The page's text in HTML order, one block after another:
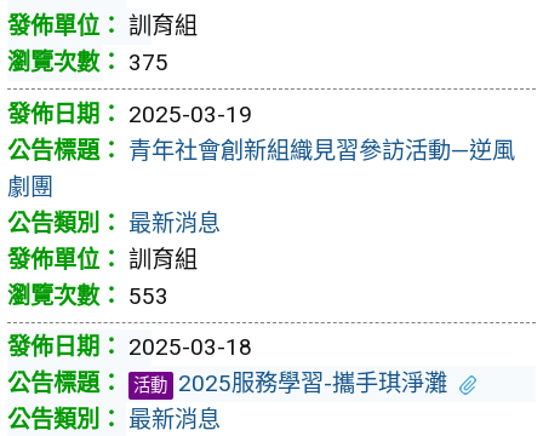
訓育組
375
2025-03-19
青年社會創新組織見習參訪活動—逆風
劇團
最新消息
訓育組
553
2025-03-18
活動 2025服務學習-攜手琪淨灘
最新消息